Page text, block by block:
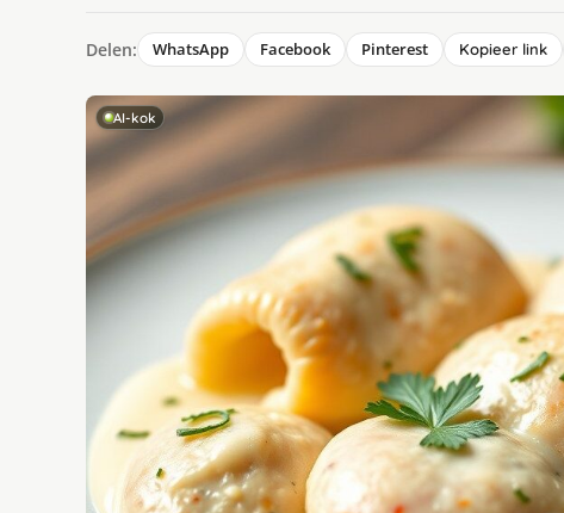
Delen: WhatsApp Facebook Pinterest Kopieer link
AI-kok